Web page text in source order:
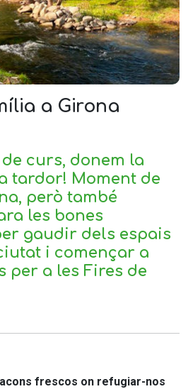
a Girona
curs, donem la
tardor! Moment de
però també
les bones
gaudir dels espais
i començar a
per a les Fires de
frescos on refugiar-nos